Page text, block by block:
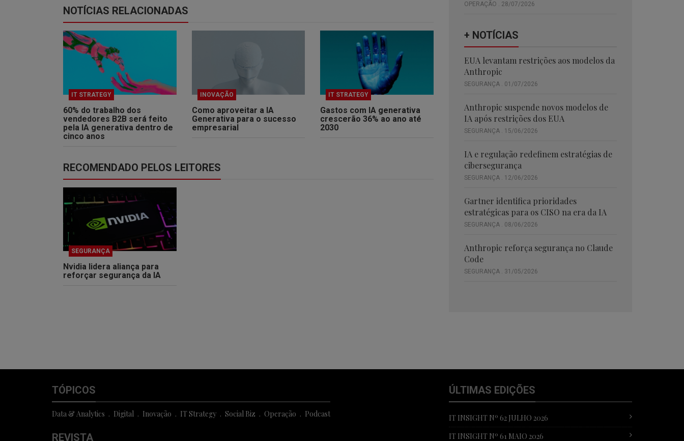
NOTÍCIAS RELACIONADAS
IT STRATEGY
60% do trabalho dos
vendedores B2B será feito
pela IA generativa dentro de
cinco anos
INOVAÇÃO
Como aproveitar a IA
Generativa para o sucesso
empresarial
IT STRATEGY
Gastos com IA generativa
crescerão 36% ao ano até
2030
RECOMENDADO PELOS LEITORES
SEGURANÇA
Nvidia lidera aliança para
reforçar segurança da IA
OPERAÇÃO . 28/07/2026
+ NOTÍCIAS
EUA levantam restrições aos modelos da
Anthropic
SEGURANÇA . 01/07/2026
Anthropic suspende novos modelos de
IA após restrições dos EUA
SEGURANÇA . 15/06/2026
IA e regulação redefinem estratégias de
cibersegurança
SEGURANÇA . 12/06/2026
Gartner identifica prioridades
estratégicas para os CISO na era da IA
SEGURANÇA . 08/06/2026
Anthropic reforça segurança no Claude
Code
SEGURANÇA . 31/05/2026
ÚLTIMAS EDIÇÕES
IT INSIGHT Nº 62 JULHO 2026
IT INSIGHT Nº 61 MAIO 2026
TÓPICOS
Data & Analytics Digital Inovação IT Strategy Social Biz Operação Podcast
REVISTA